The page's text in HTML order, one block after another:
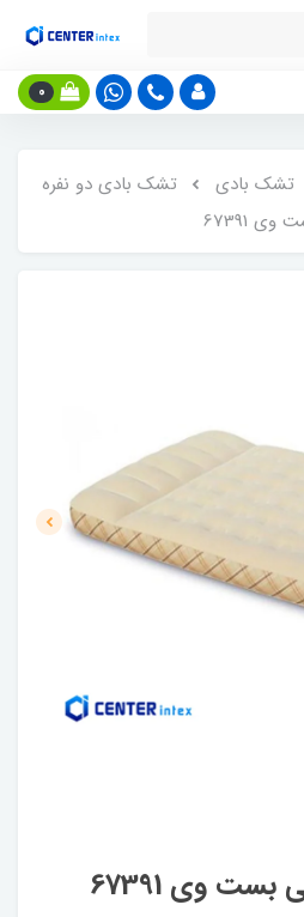
0
تشک بادی
تشک بادی دو نفره
67391
وی 67391